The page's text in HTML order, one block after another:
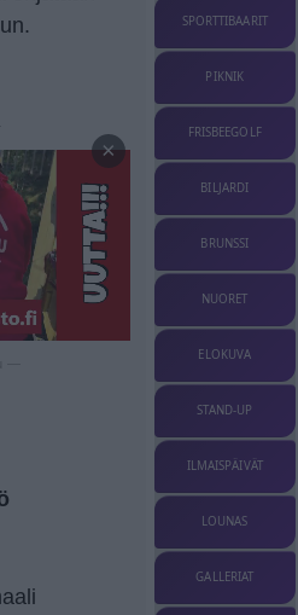
×
SPORTTIBAARIT
PIKNIK
FRISBEEGOLF
BILJARDI
BRUNSSI
NUORET
ELOKUVA
STAND-UP
ILMAISPÄIVÄT
LOUNAS
GALLERIAT